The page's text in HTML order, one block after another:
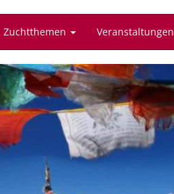
Zuchtthemen Veranstaltungen